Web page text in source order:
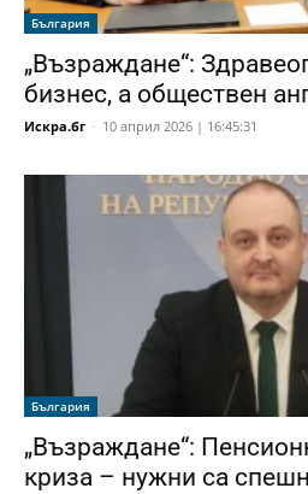
България
„Възраждане“:
бизнес, а обществен
Искра.бг - 10 април 2026 | 16:45:31
България
„Възраждане“:
криза – нужни са